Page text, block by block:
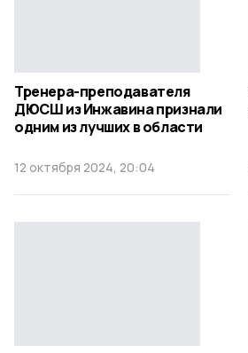
Тренера-преподавателя
ДЮСШ из Инжавина признали
одним из лучших в области
12 октября 2024, 20:04